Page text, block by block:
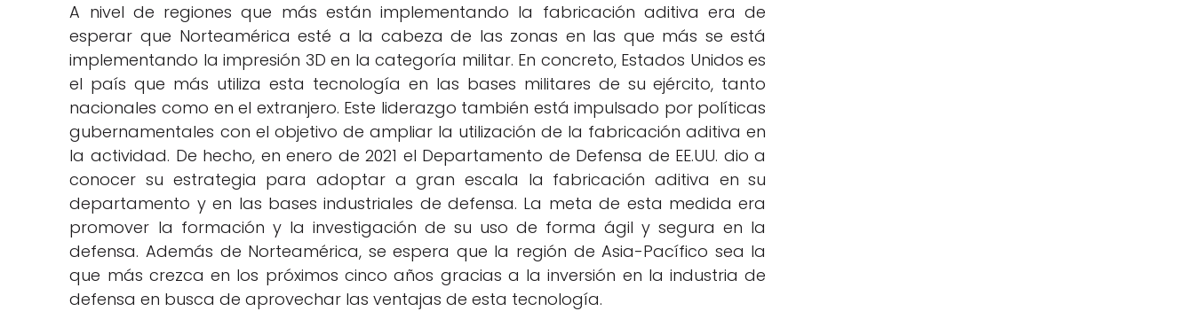
A nivel de regiones que más están implementando la fabricación aditiva era de
esperar que Norteamérica esté a la cabeza de las zonas en las que más se está
implementando la impresión 3D en la categoría militar. En concreto, Estados Unidos es
el país que más utiliza esta tecnología en las bases militares de su ejército, tanto
nacionales como en el extranjero. Este liderazgo también está impulsado por políticas
gubernamentales con el objetivo de ampliar la utilización de la fabricación aditiva en
la actividad. De hecho, en enero de 2021 el Departamento de Defensa de EE.UU. dio a
conocer su estrategia para adoptar a gran escala la fabricación aditiva en su
departamento y en las bases industriales de defensa. La meta de esta medida era
promover la formación y la investigación de su uso de forma ágil y segura en la
defensa. Además de Norteamérica, se espera que la región de Asia-Pacífico sea la
que más crezca en los próximos cinco años gracias a la inversión en la industria de
defensa en busca de aprovechar las ventajas de esta tecnología.